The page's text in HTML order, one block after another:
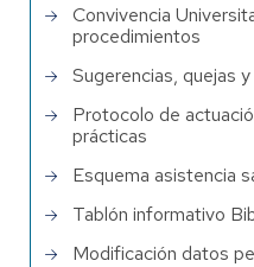
Convivencia
procedimientos
Sugerencias, quejas
Protocolo de
prácticas
Esquema asistencia
Tablón informativo
Modificación datos